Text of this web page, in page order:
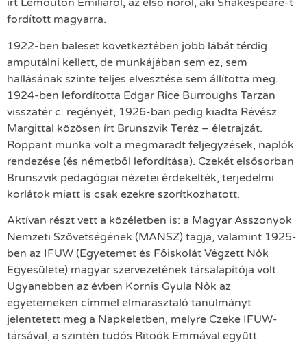
írt Lemouton Emíliáról, az első nőről, aki Shakespeare-t
fordított magyarra.
1922-ben baleset következtében jobb lábát térdig
amputálni kellett, de munkájában sem ez, sem
hallásának szinte teljes elvesztése sem állította meg.
1924-ben lefordította Edgar Rice Burroughs Tarzan
visszatér c. regényét, 1926-ban pedig kiadta Révész
Margittal közösen írt Brunszvik Teréz – életrajzát.
Roppant munka volt a megmaradt feljegyzések, naplók
rendezése (és németből lefordítása). Czekét elsősorban
Brunszvik pedagógiai nézetei érdekelték, terjedelmi
korlátok miatt is csak ezekre szorítkozhatott.
Aktívan részt vett a közéletben is: a Magyar Asszonyok
Nemzeti Szövetségének (MANSZ) tagja, valamint 1925-
ben az IFUW (Egyetemet és Főiskolát Végzett Nők
Egyesülete) magyar szervezetének társalapítója volt.
Ugyanebben az évben Kornis Gyula Nők az
egyetemeken címmel elmarasztaló tanulmányt
jelentetett meg a Napkeletben, melyre Czeke IFUW-
társával, a szintén tudós Ritoók Emmával együtt